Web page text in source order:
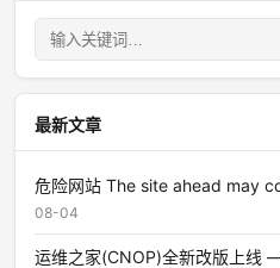
最新文章
危险网站 The site ahead may
08-04
运维之家(CNOP)全新改版上线